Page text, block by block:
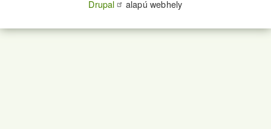
Drupal alapú webhely